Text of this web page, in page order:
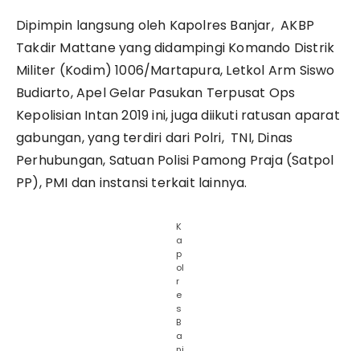
Dipimpin langsung oleh Kapolres Banjar, AKBP
Takdir Mattane yang didampingi Komando Distrik
Militer (Kodim) 1006/Martapura, Letkol Arm Siswo
Budiarto, Apel Gelar Pasukan Terpusat Ops
Kepolisian Intan 2019 ini, juga diikuti ratusan aparat
gabungan, yang terdiri dari Polri, TNI, Dinas
Perhubungan, Satuan Polisi Pamong Praja (Satpol
PP), PMI dan instansi terkait lainnya.
K
a
p
ol
r
e
s
B
a